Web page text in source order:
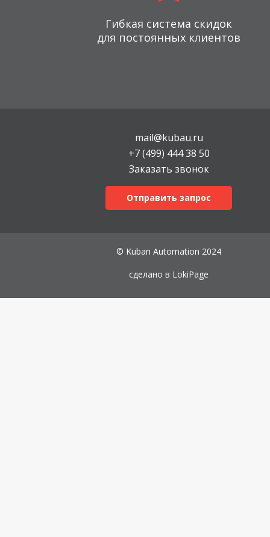
Гибкая система скидок
для постоянных клиентов
mail@kubau.ru
+7 (499) 444 38 50
Заказать звонок
Отправить запрос
© Kuban Automation 2024
сделано в LokiPage